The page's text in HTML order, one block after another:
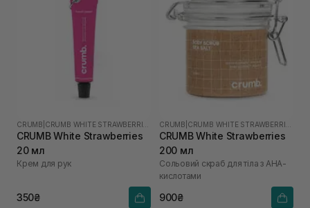
CRUMB
CRUMB White Strawberries
20 мл
Крем для рук
350₴
CRUMB
CRUMB White Strawberries
200 мл
Сольовий скраб для тіла з AHA-
кислотами
900₴